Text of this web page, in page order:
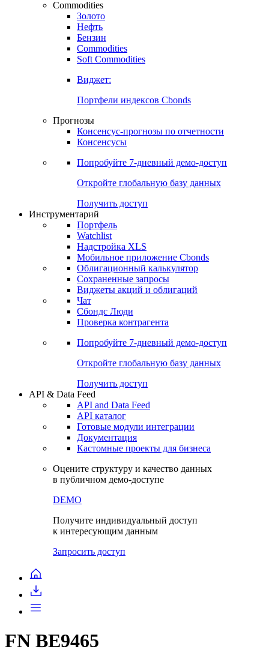
Commodities
Золото
Нефть
Бензин
Commodities
Soft Commodities
Виджет:
Портфели индексов Cbonds
Прогнозы
Консенсус-прогнозы по отчетности
Консенсусы
Попробуйте 7-дневный демо-доступ
Откройте глобальную базу данных
Получить доступ
Инструментарий
Портфель
Watchlist
Надстройка XLS
Мобильное приложение Cbonds
Облигационный калькулятор
Сохраненные запросы
Виджеты акций и облигаций
Чат
Сбондс Люди
Проверка контрагента
Попробуйте 7-дневный демо-доступ
Откройте глобальную базу данных
Получить доступ
API & Data Feed
API and Data Feed
API каталог
Готовые модули интеграции
Документация
Кастомные проекты для бизнеса
Оцените структуру и качество данных
в публичном демо-доступе
DEMO
Получите индивидуальный доступ
к интересующим данным
Запросить доступ
FN BE9465